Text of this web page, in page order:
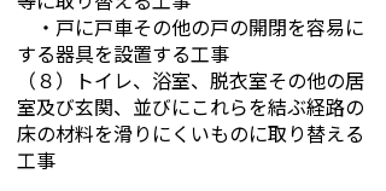
・戸に戸車その他の戸の開閉を容易に
する器具を設置する工事
（８）トイレ、浴室、脱衣室その他の居
室及び玄関、並びにこれらを結ぶ経路の
床の材料を滑りにくいものに取り替える
工事